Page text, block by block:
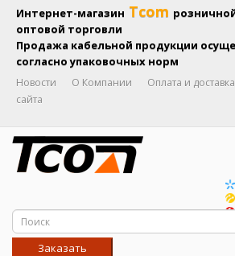
Интернет-магазин Tcom
оптовой торговли
Продажа кабельной продукции
согласно упаковочных норм
Новости О Компании Оплата и доставка
сайта
Заказать